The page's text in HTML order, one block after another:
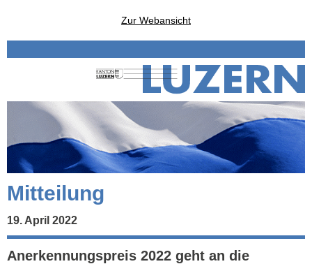
Zur Webansicht
Mitteilung
19. April 2022
Anerkennungspreis 2022 geht an die